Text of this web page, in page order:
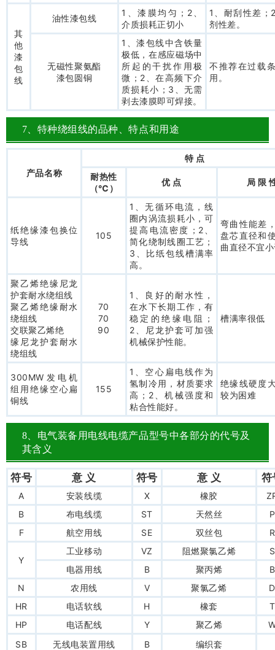
其
他
漆
包
线
油性漆包线
1、漆膜均匀；2、
介质损耗正切小
1、耐刮性差；
剂性差。
无磁性聚氨酯
漆包圆铜
1、漆包线中含铁量
极低，在感应磁场中
所起的干扰作用极
微；2、在高频下介
质损耗小；3、无需
剥去漆膜即可焊接。
不推荐在过载
用。
7、特种绕组线的品种、特点和用途
产品名称
特 点
耐热性
（℃）
优 点 局 限
纸绝缘漆包换位
导线
105
1、无循环电流，线
圈内涡流损耗小，可
提高电流密度；2、
简化绕制线圈工艺；
3、比纸包线槽满率
高。
弯曲性能差
盘芯直径和
曲直径不宜
聚乙烯绝缘尼龙
护套耐水绕组线
聚乙烯绝缘耐水
绕组线
交联聚乙烯绝
缘尼龙护套耐水
绕组线
70
70
90
1、良好的耐水性，
在水下长期工作，有
稳定的绝缘电阻；
2、尼龙护套可加强
机械保护性能。
槽满率很低
300MW发电机
组用绝缘空心扁
铜线
155
1、空心扁电线作为
氢制冷用，材质要求
高；2、机械强度和
粘合性能好。
绝缘线硬度
较为困难
8、电气装备用电线电缆产品型号中各部分的代号及
其含义
符号 意 义 符号 意 义 符
A 安装线缆 X 橡胶
B
布电线缆 ST 天然丝
P
F
航空用线 SE 双丝包 R
Y
工业移动 VZ 阻燃聚氯乙烯
S
电器用线
B 聚丙烯
B
N
农用线 V 聚氯乙烯
D
HR
电话软线 H 橡套
T
HP
电话配线 Y 聚乙烯
SB
无线电装置用线 B 编织套